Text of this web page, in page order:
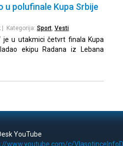
u polufinale Kupa Srbije
| Kategorija: Sport, Vesti
je u utakmici četvrt finala Kupa
ekipu Radana iz Lebana
YouTube
www.youtube.com/c/